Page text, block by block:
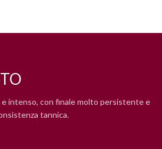
intenso, con finale molto persistente e
tannica.